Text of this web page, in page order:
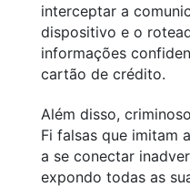
interceptar a
dispositivo e o
informações
cartão de crédito.
Além disso,
Fi falsas que imitam
a se conectar
expondo todas as